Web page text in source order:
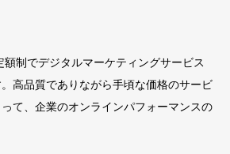
額制でデジタルマーケティングサービス
高品質でありながら手頃な価格のサービ
て、企業のオンラインパフォーマンスの